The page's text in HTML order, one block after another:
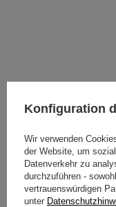
Konfiguration
Wir verwenden
der Website, um
Datenverkehr zu
durchzuführen -
vertrauenswürdigen
unter